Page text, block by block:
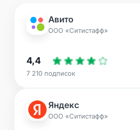
Авито
ООО «Ситистафф»
4,4
7 210 подписок
Яндекс
ООО «Ситистафф»